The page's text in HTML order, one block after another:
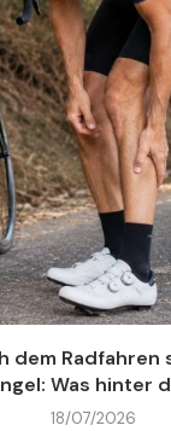
dem Radfahren
Was hinter
18/07/2026